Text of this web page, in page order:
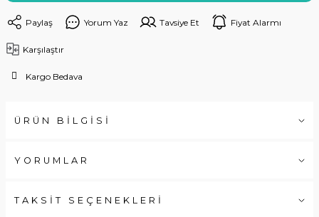
Paylaş Yorum Yaz Tavsiye Et Fiyat Alarmı
Karşılaştır
Kargo Bedava
ÜRÜN BİLGİSİ
YORUMLAR
TAKSİT SEÇENEKLERİ